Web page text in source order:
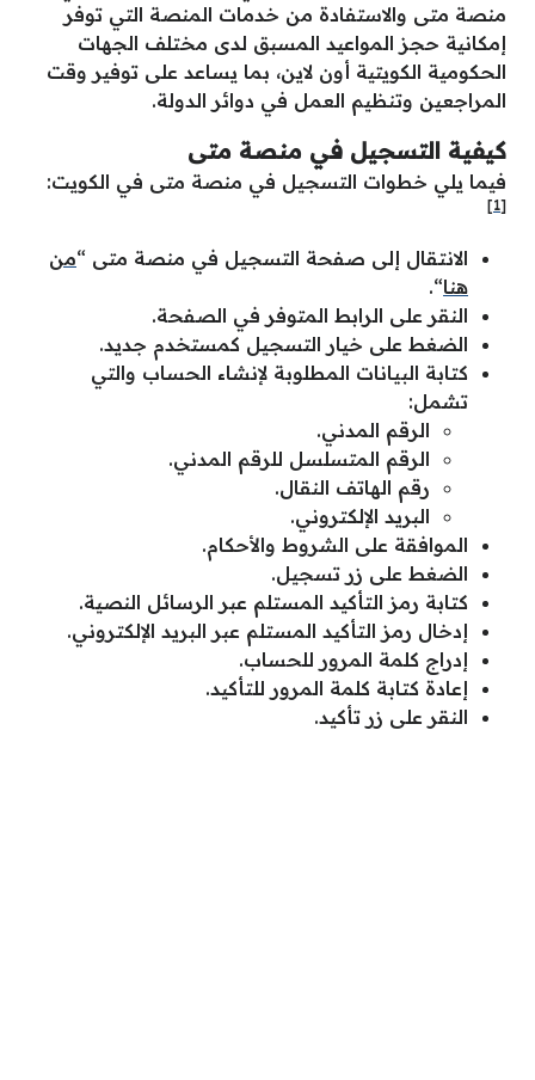
منصة متى والاستفادة من خدمات المنصة التي توفر
إمكانية حجز المواعيد المسبق لدى مختلف الجهات
الحكومية الكويتية أون لاين، بما يساعد على توفير وقت
المراجعين وتنظيم العمل في دوائر الدولة.
كيفية التسجيل في منصة متى
فيما يلي خطوات التسجيل في منصة متى في الكويت:
[1]
الانتقال إلى صفحة التسجيل في منصة متى “من
هنا“.
النقر على الرابط المتوفر في الصفحة.
الضغط على خيار التسجيل كمستخدم جديد.
كتابة البيانات المطلوبة لإنشاء الحساب والتي
تشمل:
الرقم المدني.
الرقم المتسلسل للرقم المدني.
رقم الهاتف النقال.
البريد الإلكتروني.
الموافقة على الشروط والأحكام.
الضغط على زر تسجيل.
كتابة رمز التأكيد المستلم عبر الرسائل النصية.
إدخال رمز التأكيد المستلم عبر البريد الإلكتروني.
إدراج كلمة المرور للحساب.
إعادة كتابة كلمة المرور للتأكيد.
النقر على زر تأكيد.